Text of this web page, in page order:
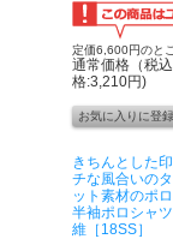
定価6,600円のと
通常価格（税込
格:3,210円)
きちんとした
チな風合いの
ット素材のポロ
半袖ポロシャ
維［18SS］